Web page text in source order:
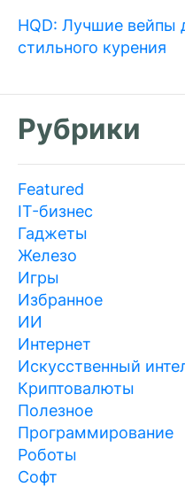
HQD: Лучшие вейпы
стильного курения
Рубрики
Featured
IT-бизнес
Гаджеты
Железо
Игры
Избранное
ИИ
Интернет
Искусственный
Криптовалюты
Полезное
Программирование
Роботы
Софт